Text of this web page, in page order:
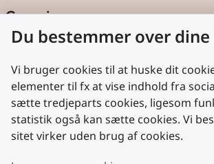
Genveje
Cookies
Aktindsigt
Persondatabeskyttelse
Nyttige links
Du bestemmer over
Vi bruger cookies til at huske dit
elementer til fx at vise indhold fra
sætte tredjeparts cookies, ligesom
statistik også kan sætte cookies. Vi
sitet virker uden brug af cookies.